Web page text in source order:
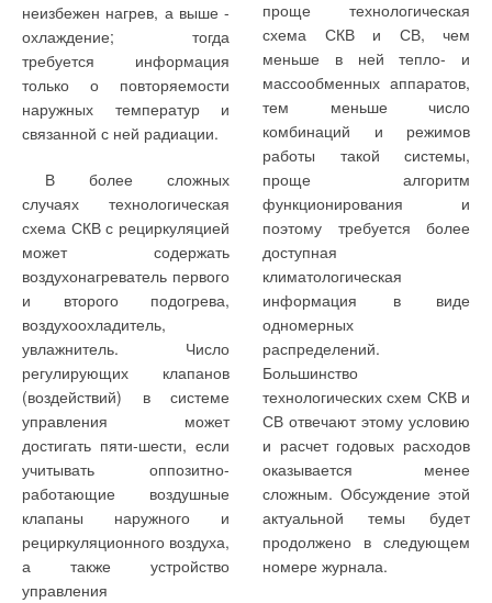
неизбежен нагрев, а выше -
охлаждение; тогда
требуется информация
только о повторяемости
наружных температур и
связанной с ней радиации.
В более сложных
случаях технологическая
схема СКВ с рециркуляцией
может содержать
воздухонагреватель первого
и второго подогрева,
воздухоохладитель,
увлажнитель. Число
регулирующих клапанов
(воздействий) в системе
управления может
достигать пяти-шести, если
учитывать оппозитно-
работающие воздушные
клапаны наружного и
рециркуляционного воздуха,
а также устройство
управления
проще технологическая
схема СКВ и СВ, чем
меньше в ней тепло- и
массообменных аппаратов,
тем меньше число
комбинаций и режимов
работы такой системы,
проще алгоритм
функционирования и
поэтому требуется более
доступная
климатологическая
информация в виде
одномерных
распределений.
Большинство
технологических схем СКВ и
СВ отвечают этому условию
и расчет годовых расходов
оказывается менее
сложным. Обсуждение этой
актуальной темы будет
продолжено в следующем
номере журнала.